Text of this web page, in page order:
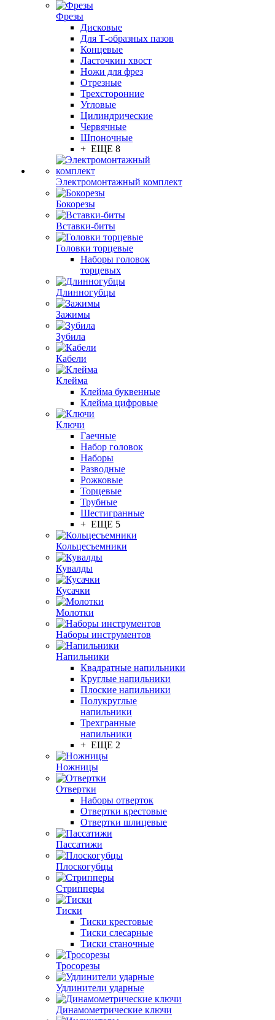
Фрезы
Дисковые
Для Т-образных пазов
Концевые
Ласточкин хвост
Ножи для фрез
Отрезные
Трехсторонние
Угловые
Цилиндрические
Червячные
Шпоночные
+ ЕЩЕ 8
Электромонтажный комплект
Бокорезы
Вставки-биты
Головки торцевые
Наборы головок
торцевых
Длинногубцы
Зажимы
Зубила
Кабели
Клейма
Клейма буквенные
Клейма цифровые
Ключи
Гаечные
Набор головок
Наборы
Разводные
Рожковые
Торцевые
Трубные
Шестигранные
+ ЕЩЕ 5
Кольцесъемники
Кувалды
Кусачки
Молотки
Наборы инструментов
Напильники
Квадратные напильники
Круглые напильники
Плоские напильники
Полукруглые
напильники
Трехгранные
напильники
+ ЕЩЕ 2
Ножницы
Отвертки
Наборы отверток
Отвертки крестовые
Отвертки шлицевые
Пассатижи
Плоскогубцы
Стрипперы
Тиски
Тиски крестовые
Тиски слесарные
Тиски станочные
Тросорезы
Удлинители ударные
Динамометрические ключи